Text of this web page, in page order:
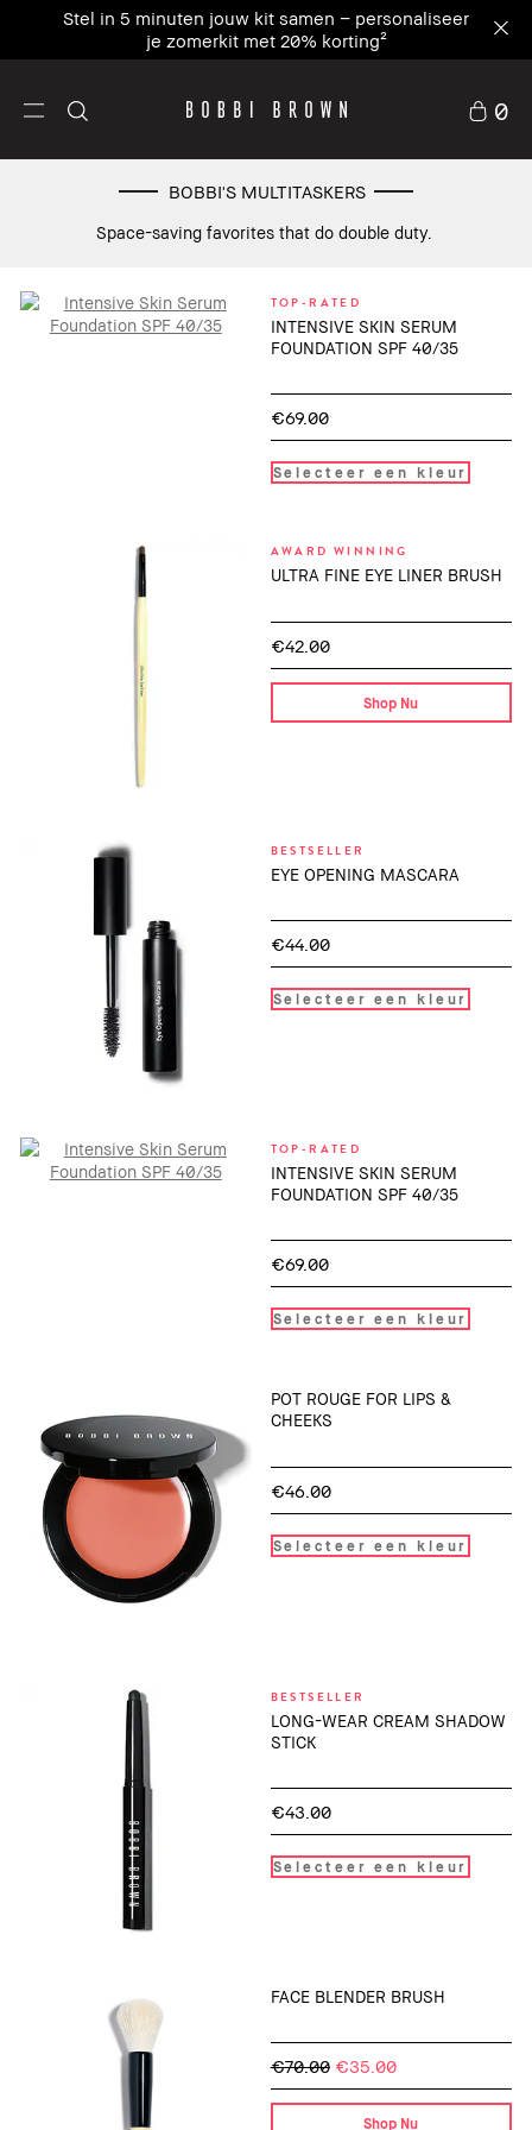
Stel in 5 minuten jouw kit samen – personaliseer
je zomerkit met 20% korting²
0
BOBBI'S MULTITASKERS
Space-saving favorites that do double duty.
TOP-RATED
INTENSIVE SKIN SERUM
FOUNDATION SPF 40/35
€69.00
Selecteer een kleur
AWARD WINNING
ULTRA FINE EYE LINER BRUSH
€42.00
Shop Nu
BESTSELLER
EYE OPENING MASCARA
€44.00
Selecteer een kleur
TOP-RATED
INTENSIVE SKIN SERUM
FOUNDATION SPF 40/35
€69.00
Selecteer een kleur
POT ROUGE FOR LIPS &
CHEEKS
€46.00
Selecteer een kleur
BESTSELLER
LONG-WEAR CREAM SHADOW
STICK
€43.00
Selecteer een kleur
FACE BLENDER BRUSH
€70.00 €35.00
Shop Nu